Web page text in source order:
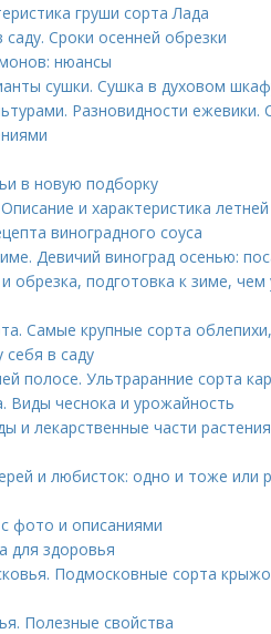
груши сорта Лада
Сроки осенней обрезки
нюансы
сушки. Сушка в духовом
Разновидности ежевики.
в новую подборку
и характеристика
виноградного соуса
Девичий виноград осенью:
обрезка, подготовка к зиме, чем
Самые крупные сорта
себя в саду
полосе. Ультраранние сорта
Виды чеснока и урожайность
и лекарственные части
и любисток: одно и тоже или
фото и описаниями
для здоровья
Подмосковные сорта
Полезные свойства